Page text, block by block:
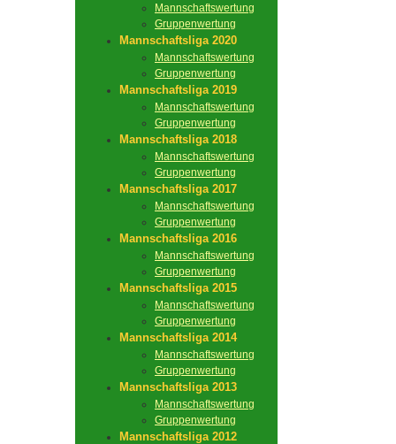
Mannschaftswertung
Gruppenwertung
Mannschaftsliga 2020
Mannschaftswertung
Gruppenwertung
Mannschaftsliga 2019
Mannschaftswertung
Gruppenwertung
Mannschaftsliga 2018
Mannschaftswertung
Gruppenwertung
Mannschaftsliga 2017
Mannschaftswertung
Gruppenwertung
Mannschaftsliga 2016
Mannschaftswertung
Gruppenwertung
Mannschaftsliga 2015
Mannschaftswertung
Gruppenwertung
Mannschaftsliga 2014
Mannschaftswertung
Gruppenwertung
Mannschaftsliga 2013
Mannschaftswertung
Gruppenwertung
Mannschaftsliga 2012